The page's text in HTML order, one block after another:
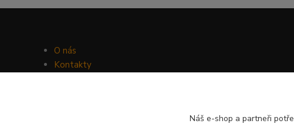
O nás
Kontakty
Náš e-shop a partneři